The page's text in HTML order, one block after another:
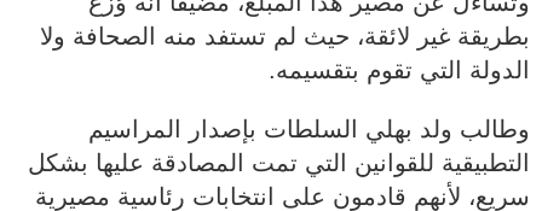
بطريقة غير لائقة، حيث لم تستفد منه الصحافة ولا
الدولة التي تقوم بتقسيمه.
وطالب ولد بهلي السلطات بإصدار المراسيم
التطبيقية للقوانين التي تمت المصادقة عليها بشكل
سريع، لأنهم قادمون على انتخابات رئاسية مصيرية